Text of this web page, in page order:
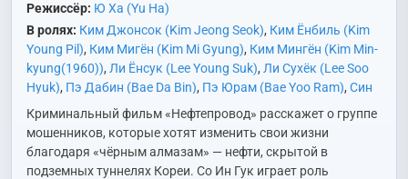
Режиссёр: Ю Ха (Yu Ha)
В ролях: Ким Джонсок (Kim Jeong Seok), Ким Ёнбиль (Kim
Young Pil), Ким Мигён (Kim Mi Gyung), Ким Мингён (Kim Min-
kyung(1960)), Ли Ёнсук (Lee Young Suk), Ли Сухёк (Lee Soo
Hyuk), Пэ Дабин (Bae Da Bin), Пэ Юрам (Bae Yoo Ram),Син
Юрам (Sin Yoo Ram)
Со Донвон (Seo Dong Won)
(Seo In Gook)
Соль Чэгын (Seol Jae Geun)
Тхэ Ханхо (Tae
Hang Ho)
Чи Дэхан (Ji Dae Han)
Чон Джэгван (Jung Jae
Ым Мунсок (Eum Moon Suk),
Ю Сынмок (Yoo Seung
Криминальный фильм «Нефтепровод» расскажет о группе
мошенников, которые хотят изменить свои жизни
благодаря «чёрным алмазам» — нефти, скрытой в
подземных туннелях Кореи. Со Ин Гук играет роль